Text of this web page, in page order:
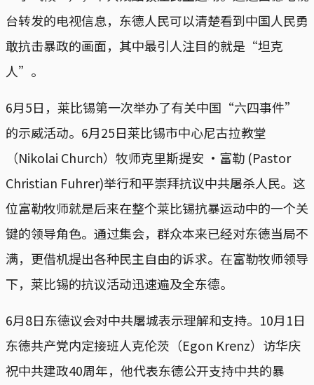
台转发的电视信息，东德人民可以清楚看到中国人民勇
敢抗击暴政的画面，其中最引人注目的就是“坦克
人”。
6月5日，莱比锡第一次举办了有关中国“六四事件”
的示威活动。6月25日莱比锡市中心尼古拉教堂
（Nikolai Church）牧师克里斯提安 ‧富勒 (Pastor
Christian Fuhrer)举行和平崇拜抗议中共屠杀人民。这
位富勒牧师就是后来在整个莱比锡抗暴运动中的一个关
键的领导角色。通过集会，群众本来已经对东德当局不
满，更借机提出各种民主自由的诉求。在富勒牧师领导
下，莱比锡的抗议活动迅速遍及全东德。
6月8日东德议会对中共屠城表示理解和支持。10月1日
东德共产党内定接班人克伦茨（Egon Krenz）访华庆
祝中共建政40周年，他代表东德公开支持中共的暴